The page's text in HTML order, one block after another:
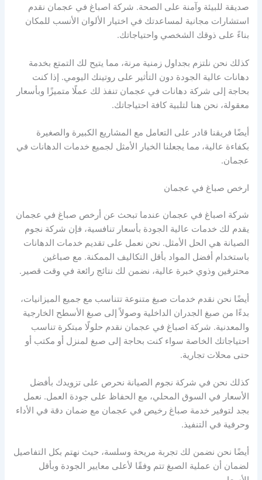
صديقة للبيئة وآمنة على الصحة. شركة اصباغ في عجمان نقدم
استشارات مجانية لمساعدتك في اختيار الألوان الأنسب للمكان
بناءً على ذوقك الشخصي واحتياجاتك.
كذلك نحن نلتزم بجداول زمنية مرنة، مما يتيح لك التمتع بخدمة
دهانات عالية الجودة دون التأثير على روتينك اليومي. إذا كنت
بحاجة إلى شركة دهانات في عجمان تنفذ لك عملًا متميزًا وبأسعار
معقولة، نحن هنا لتلبية كافة احتياجاتك.
أيضًا فريقنا قادر على التعامل مع المشاريع الكبيرة والصغيرة
بكفاءة عالية، مما يجعلنا الخيار الأمثل لجميع خدمات الدهانات في
عجمان.
ارخص صباغ في عجمان
شركة اصباغ في عجمان عندما تبحث عن أرخص صباغ في عجمان
يقدم لك خدمات عالية الجودة بأسعار تنافسية، فإن شركة نجوم
الصيانة هي الحل الأمثل. نحن نعمل على تقديم خدمات الدهانات
باستخدام أفضل المواد بأقل التكاليف الممكنة. مع صباغين
محترفين وذوي خبرة عالية، نضمن لك نتائج رائعة في وقت قصير.
أيضًا نحن نقدم خدمات صبغ متنوعة تتناسب مع جميع الميزانيات،
بدءًا من صبغ الجدران الداخلية وصولاً إلى صبغ الأسطح الخارجية
والمعدنية. شركة اصباغ في عجمان نقدم حلولًا مبتكرة تناسب
احتياجاتك الخاصة سواء كنت بحاجة إلى صبغ لمنزل أو مكتب أو
حتى محلات تجارية.
كذلك نحن في شركة نجوم الصيانة نحرص على تزويدك بأفضل
الأسعار في السوق المحلي، مع الحفاظ على جودة العمل. نعمل
بجد لتوفير خدمة صباغ رخيص في عجمان مع ضمان دقة في الأداء
وحرفية في التنفيذ.
أيضًا نحن نضمن لك تجربة مريحة وسلسة، حيث نهتم بكل التفاصيل
لضمان أن عملية الصبغ تتم وفقًا لأعلى معايير الجودة وبأقل